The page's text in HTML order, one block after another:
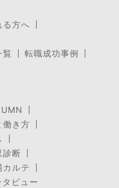
る方へ
覧
転職成功事例
働き方
診断
カルテ
ビュー